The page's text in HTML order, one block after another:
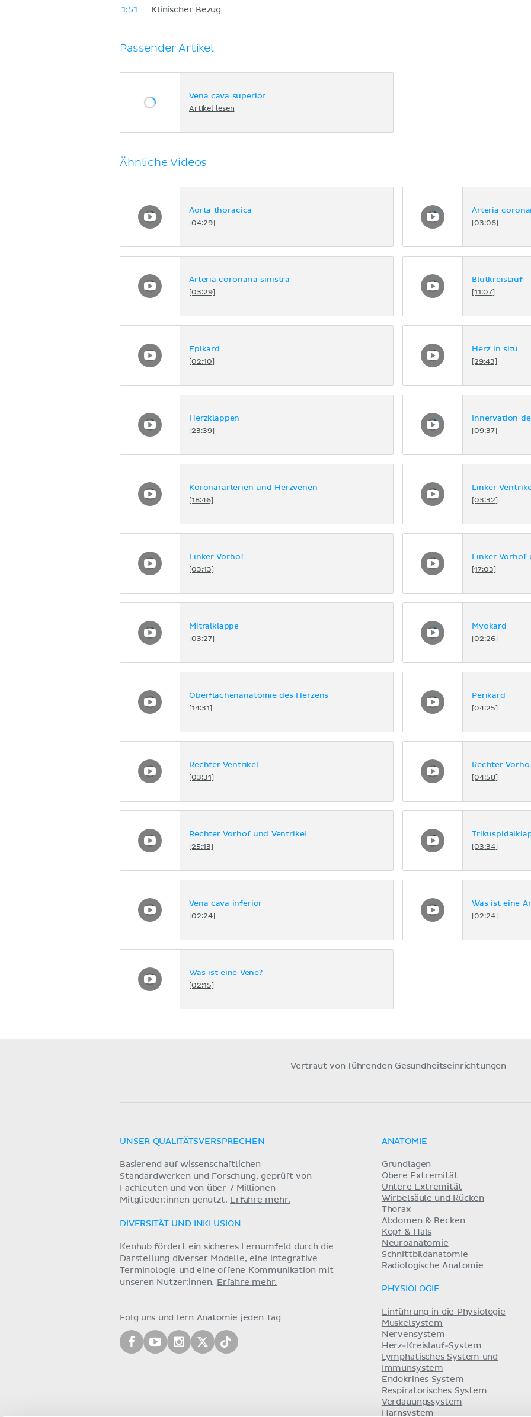
1:51
Klinischer Bezug
Passender Artikel
Vena cava superior
Artikel lesen
Ähnliche Videos
Aorta thoracica
[04:29]
Arteria
[03:06]
Arteria coronaria sinistra
[03:29]
Blutkreislauf
[11:07]
Epikard
[02:10]
Herz in situ
[29:43]
Herzklappen
[23:39]
Innervation
[09:37]
Koronararterien und Herzvenen
[18:46]
Linker
[03:32]
Linker Vorhof
[03:13]
Linker Vorhof
[17:03]
Mitralklappe
[03:27]
Myokard
[02:26]
Oberflächenanatomie des Herzens
[14:31]
Perikard
[04:25]
Rechter Ventrikel
[03:31]
Rechter
[04:58]
Rechter Vorhof und Ventrikel
[25:13] [03:34]
Vena cava inferior
[02:24]
Was ist eine
[02:24]
Was ist eine Vene?
[02:15]
Vertraut von führenden Gesundheitseinrichtungen
UNSER QUALITÄTSVERSPRECHEN
Basierend auf wissenschaftlichen
Standardwerken und Forschung, geprüft von
Fachleuten und von über 7 Millionen
Mitglieder:innen genutzt. Erfahre mehr.
DIVERSITÄT UND INKLUSION
Kenhub fördert ein sicheres Lernumfeld durch die
Darstellung diverser Modelle, eine integrative
Terminologie und eine offene Kommunikation mit
unseren Nutzer:innen. Erfahre mehr.
Folg uns und lern Anatomie jeden Tag
ANATOMIE
Grundlagen
Obere Extremität
Untere Extremität
Wirbelsäule und Rücken
Thorax
Abdomen & Becken
Kopf & Hals
Neuroanatomie
Schnittbildanatomie
Radiologische Anatomie
PHYSIOLOGIE
Einführung in die Physiologie
Muskelsystem
Nervensystem
Herz-Kreislauf-System
Lymphatisches System und
Immunsystem
Endokrines System
Respiratorisches System
Verdauungssystem
Harnsystem